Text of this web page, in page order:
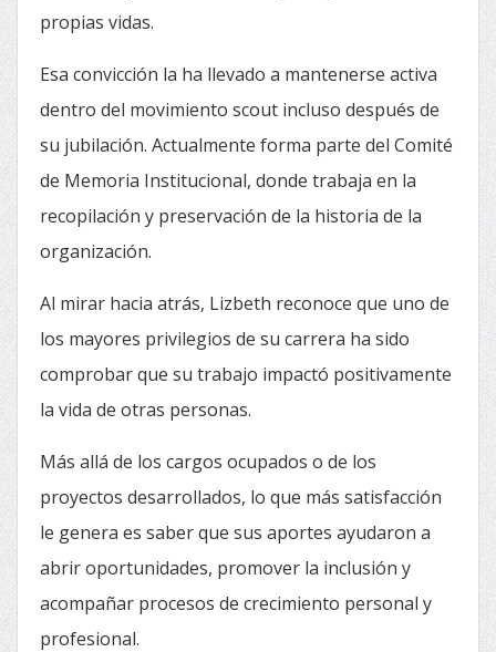
propias vidas.
Esa convicción la ha llevado a mantenerse activa
dentro del movimiento scout incluso después de
su jubilación. Actualmente forma parte del Comité
de Memoria Institucional, donde trabaja en la
recopilación y preservación de la historia de la
organización.
Al mirar hacia atrás, Lizbeth reconoce que uno de
los mayores privilegios de su carrera ha sido
comprobar que su trabajo impactó positivamente
la vida de otras personas.
Más allá de los cargos ocupados o de los
proyectos desarrollados, lo que más satisfacción
le genera es saber que sus aportes ayudaron a
abrir oportunidades, promover la inclusión y
acompañar procesos de crecimiento personal y
profesional.